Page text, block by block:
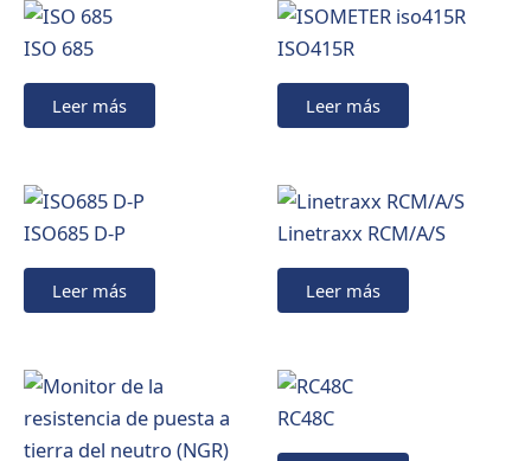
ISO 685
Leer más
ISO415R
Leer más
ISO685 D-P
Leer más
Linetraxx RCM/A/S
Leer más
RC48C